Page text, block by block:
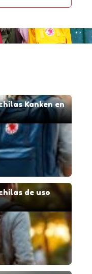
Kanken en
de uso